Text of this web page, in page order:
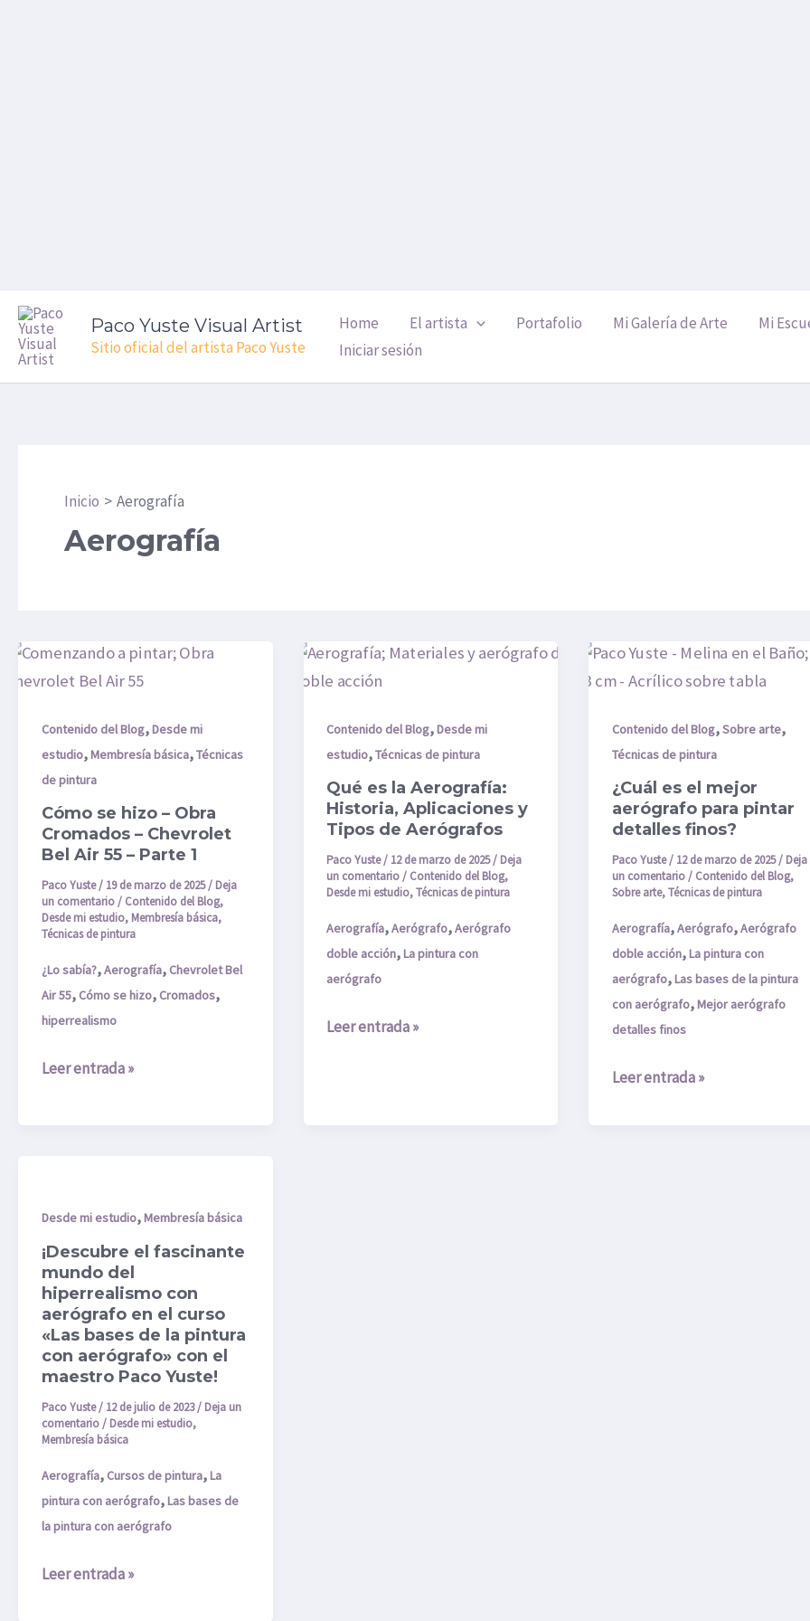
Paco Yuste Visual Artist
Sitio oficial del artista Paco Yuste
Home El artista Portafolio Mi Galería de Arte Mi
Iniciar sesión
Inicio Aerografía
Aerografía
Contenido del Blog,Desde mi
estudio,Membresía básica,Técnicas
de pintura
Cómo se hizo – Obra
Cromados – Chevrolet
Bel Air 55 – Parte 1
Paco Yuste/ 19 de marzo de 2025/ Deja
un comentario / Contenido del Blog,
Desde mi estudio, Membresía básica,
Técnicas de pintura
¿Lo sabía?,Aerografía, Chevrolet Bel
Air 55, Cómo se hizo, Cromados,
hiperrealismo
Cómo
se
–
Obra
Cromados
–
Chevrolet
Bel
Air
55
–
1
Leer entrada »
Contenido del Blog,Desde mi
estudio,Técnicas de pintura
Qué es la Aerografía:
Historia, Aplicaciones y
Tipos de Aerógrafos
Paco Yuste/ 12 de marzo de 2025/ Deja
un comentario/ Contenido del Blog,
Desde mi estudio,Técnicas de pintura
Aerografía,Aerógrafo,Aerógrafo
doble acción,La pintura con
aerógrafo
Qué
es
Aerografía:
Historia,
Aplicaciones
y
Tipos
de
Aerógrafos
Leer entrada »
Contenido del Blog,Sobre arte,
Técnicas de pintura
¿Cuál es el mejor
aerógrafo para pintar
detalles finos?
Paco Yuste/ 12 de marzo de 2025/ Deja
un comentario/ Contenido del Blog,
Sobre arte,Técnicas de pintura
Aerografía,Aerógrafo,Aerógrafo
doble acción,La pintura con
aerógrafo,Las bases de la pintura
con aerógrafo,Mejor aerógrafo
detalles finos
¿Cuál
es
mejor
aerógrafo
para
pintar
detalles
finos?
Leer entrada »
Desde mi estudio,Membresía básica
¡Descubre el fascinante
mundo del
hiperrealismo con
aerógrafo en el curso
«Las bases de la pintura
con aerógrafo» con el
maestro Paco Yuste!
Paco Yuste/ 12 de julio de 2023/ Deja un
comentario / Desde mi estudio,
Membresía básica
Aerografía, Cursos de pintura,La
pintura con aerógrafo,Las bases de
la pintura con aerógrafo
fascinante
mundo
del
hiperrealismo
con
aerógrafo
en
curso
«Las
bases
de
la
con
Leer entrada »